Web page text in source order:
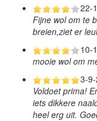
22-
Fijne wol om te
breien,ziet er
10-
mooie wol om
3-
Voldoet prima!
iets dikkere
heel erg uit.